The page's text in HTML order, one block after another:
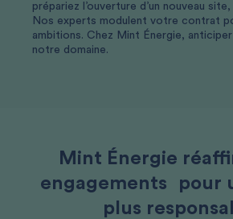
prépariez l’ouverture d’un nouveau
Nos experts modulent votre contrat
ambitions. Chez Mint Énergie,
notre domaine.
Mint Énergie
engagements pour
plus